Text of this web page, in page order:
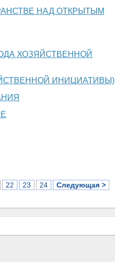
НАД ОТКРЫТЫМ
ХОЗЯЙСТВЕННОЙ
ИНИЦИАТИВЫ)
22 23 24 Следующая >